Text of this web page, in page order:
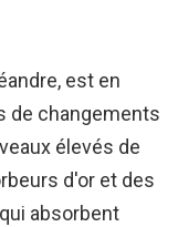
est en
de changements
élevés de
d'or et des
absorbent